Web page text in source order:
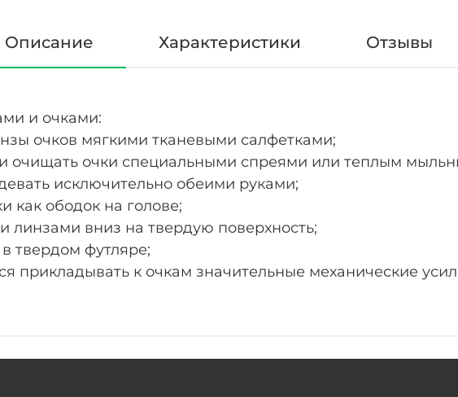
Описание Характеристики Отзывы
и очками:
очков мягкими тканевыми салфетками;
очищать очки специальными спреями или теплым
исключительно обеими руками;
как ободок на голове;
линзами вниз на твердую поверхность;
твердом футляре;
прикладывать к очкам значительные механические